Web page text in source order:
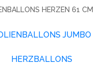
HERZEN 61 CM
JUMBO
HERZBALLONS